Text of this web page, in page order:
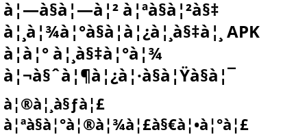
à¦—à§à¦—à¦² à¦ªà§à¦²à§‡
à¦¸à¦¾à¦°à§à¦­à¦¿à¦¸à§‡à¦¸ APK
à¦à¦° à¦¸à§‡à¦°à¦¾
à¦¬à§ˆà¦¶à¦¿à¦·à§à¦Ÿà§à¦¯
à¦®à¦¸à§ƒà¦£
à¦ªà§à¦°à¦®à¦¾à¦£à§€à¦•à¦°à¦£